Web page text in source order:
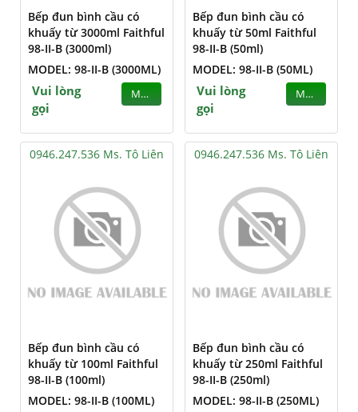
Bếp đun bình cầu có
khuấy từ 3000ml Faithful
98-II-B (3000ml)
MODEL: 98-II-B (3000ML)
Vui lòng
gọi
MUA
Bếp đun bình cầu có
khuấy từ 50ml Faithful
98-II-B (50ml)
MODEL: 98-II-B (50ML)
Vui lòng
gọi
MUA
0946.247.536 Ms. Tô Liên
Bếp đun bình cầu có
khuấy từ 100ml Faithful
98-II-B (100ml)
MODEL: 98-II-B (100ML)
0946.247.536 Ms. Tô Liên
Bếp đun bình cầu có
khuấy từ 250ml Faithful
98-II-B (250ml)
MODEL: 98-II-B (250ML)